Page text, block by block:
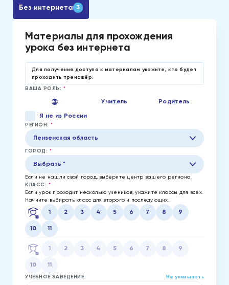
Без интернета 3
Материалы для прохождения
урока без интернета
Для получения доступа к материалам укажите, кто будет
проходить тренажёр.
ВАША РОЛЬ:*
Ученик Учитель Родитель
Я не из России
РЕГИОН:*
Пензенская область
ГОРОД: *
Выбрать *
Если не нашли свой город, выберите центр вашего региона.
КЛАСС: *
Если урок проходит несколько учеников, укажите классы для всех.
Начните выбирать класс для второго и последующих.
1 2 3 4 5 6 7 8 9
10 11
1 2 3 4 5 6 7 8 9
10 11
УЧЕБНОЕ ЗАВЕДЕНИЕ: Не указывать